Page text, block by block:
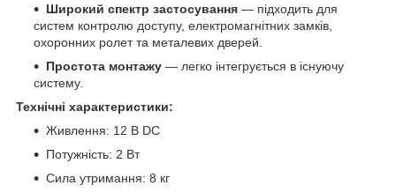
Широкий спектр застосування — підходить для
систем контролю доступу, електромагнітних замків,
охоронних ролет та металевих дверей.
Простота монтажу — легко інтегрується в існуючу
систему.
Технічні характеристики:
Живлення: 12 В DC
Потужність: 2 Вт
Сила утримання: 8 кг